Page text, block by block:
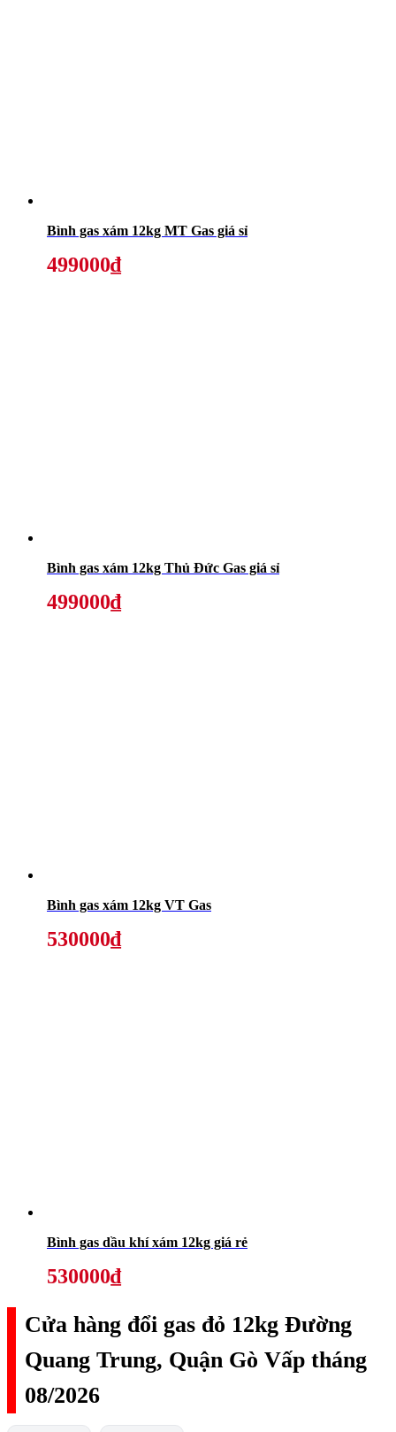
Bình gas xám 12kg MT Gas giá sỉ
499000₫
Bình gas xám 12kg Thủ Đức Gas giá sỉ
499000₫
Bình gas xám 12kg VT Gas
530000₫
Bình gas dầu khí xám 12kg giá rẻ
530000₫
Cửa hàng đổi gas đỏ 12kg Đường
Quang Trung, Quận Gò Vấp tháng
08/2026